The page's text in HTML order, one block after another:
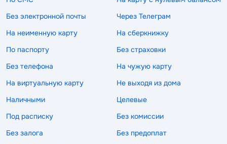
Без электронной почты
Через Телеграм
На неименную карту
На сберкнижку
По паспорту
Без страховки
Без телефона
На чужую карту
На виртуальную карту
Не выходя из дома
Наличными
Целевые
Под расписку
Без комиссии
Без залога
Без предоплат